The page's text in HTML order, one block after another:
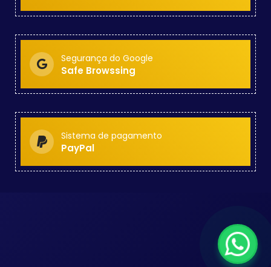
Segurança do Google
Safe Browssing
Sistema de pagamento
PayPal